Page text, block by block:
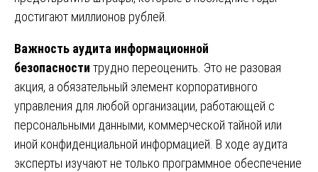
достигают миллионов рублей.
Важность аудита информационной
безопасности трудно переоценить. Это не разовая
акция, а обязательный элемент корпоративного
управления для любой организации, работающей с
персональными данными, коммерческой тайной или
иной конфиденциальной информацией. В ходе аудита
эксперты изучают не только программное обеспечение